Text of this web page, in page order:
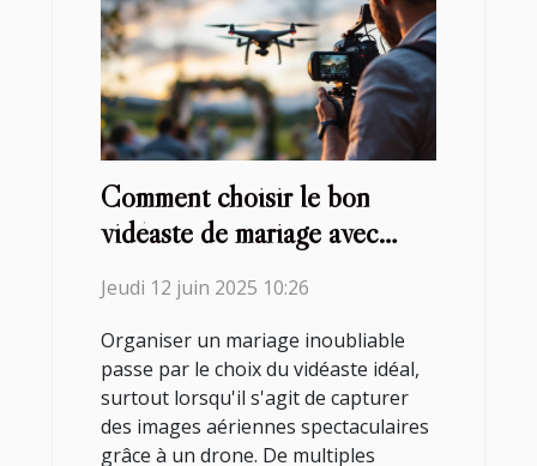
Comment choisir le bon
vidéaste de mariage avec
Jeudi 12 juin 2025 10:26
Organiser un mariage inoubliable
passe par le choix du vidéaste idéal,
surtout lorsqu'il s'agit de capturer
des images aériennes spectaculaires
grâce à un drone. De multiples